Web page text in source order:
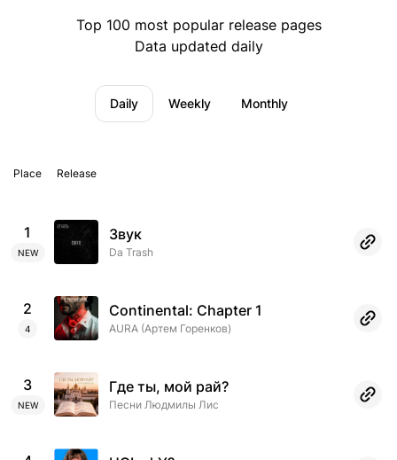
Top 100 most popular release pages
Data updated daily
Daily Weekly Monthly
Place Release
1
NEW
Звук
Da Trash
2
4
Continental: Chapter 1
AURA (Артем Горенков)
3
NEW
Где ты, мой рай?
Песни Людмилы Лис